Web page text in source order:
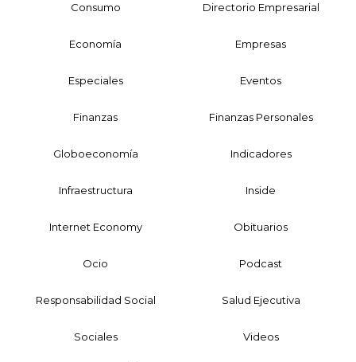
Consumo Directorio Empresarial
Economía Empresas
Especiales Eventos
Finanzas Finanzas Personales
Globoeconomía Indicadores
Infraestructura Inside
Internet Economy Obituarios
Ocio Podcast
Responsabilidad Social Salud Ejecutiva
Sociales Videos